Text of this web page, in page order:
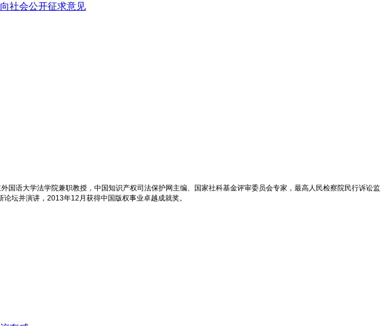
社会公开征求意见
语大学法学院兼职教授，中国知识产权司法保护网主编、国家社科基金评审委员会专家，最高人民检察院民行诉讼监
坛并演讲，2013年12月获得中国版权事业卓越成就奖。